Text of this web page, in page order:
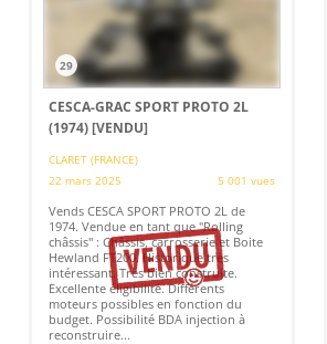
29
CESCA-GRAC SPORT PROTO 2L
(1974)[VENDU]
CLARET (FRANCE)
22 mars 2025
5 001 vues
Vends CESCA SPORT PROTO 2L de
1974. Vendue en tant que "Rolling
châssis" : Châssis, carrosserie et Boite
Hewland FT200. Historique très
intéressant. Très bien construite.
Excellente éligibilité. Différents
moteurs possibles en fonction du
budget. Possibilité BDA injection à
reconstruire...